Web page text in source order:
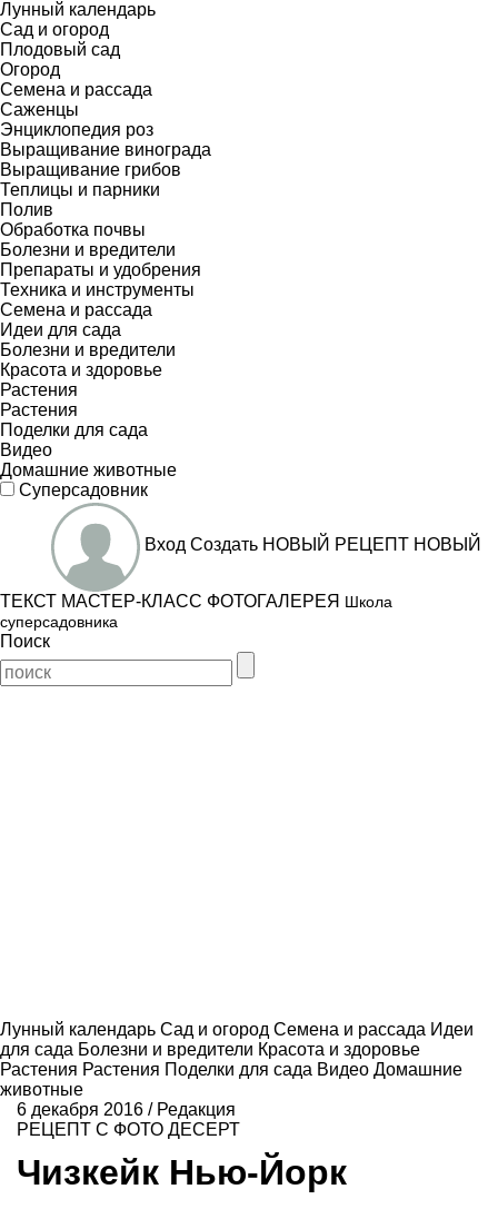
Лунный календарь
Сад и огород
Плодовый сад
Огород
Семена и рассада
Саженцы
Энциклопедия роз
Выращивание винограда
Выращивание грибов
Теплицы и парники
Полив
Обработка почвы
Болезни и вредители
Препараты и удобрения
Техника и инструменты
Семена и рассада
Идеи для сада
Болезни и вредители
Красота и здоровье
Растения
Растения
Поделки для сада
Видео
Домашние животные
Суперсадовник
Вход Создать НОВЫЙ РЕЦЕПТ НОВЫЙ
ТЕКСТ МАСТЕР-КЛАСС ФОТОГАЛЕРЕЯ Школа
суперсадовника
Поиск
Лунный календарь Сад и огород Семена и рассада Идеи
для сада Болезни и вредители Красота и здоровье
Растения Растения Поделки для сада Видео Домашние
животные
6 декабря 2016 / Редакция
РЕЦЕПТ С ФОТО ДЕСЕРТ
Чизкейк Нью-Йорк